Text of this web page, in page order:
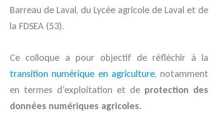
Barreau de Laval, du Lycée agricole de Laval et de
la FDSEA (53).
Ce colloque a pour objectif de réfléchir à la
transition numérique en agriculture, notamment
en termes d’exploitation et de protection des
données numériques agricoles.